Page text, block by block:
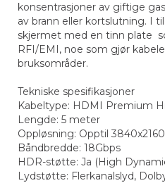
konsentrasjoner av giftige
av brann eller kortslutning. I
skjermet med en tinn plate
RFI/EMI, noe som gjør
bruksområder.
Tekniske spesifikasjoner
Kabeltype: HDMI Premium
Lengde: 5 meter
Oppløsning: Opptil
Båndbredde: 18Gbps
HDR-støtte: Ja (High
Lydstøtte: Flerkanalslyd,